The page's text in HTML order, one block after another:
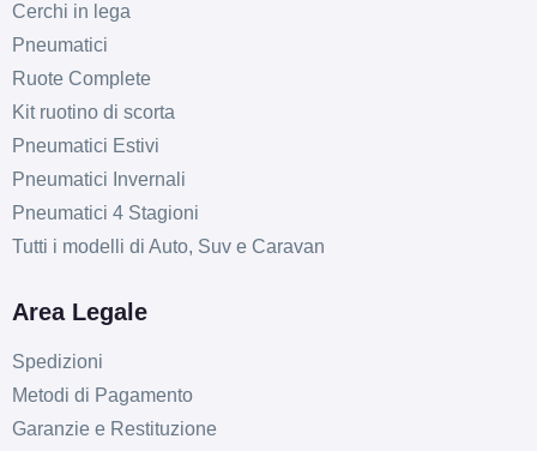
Cerchi in lega
Pneumatici
Ruote Complete
Kit ruotino di scorta
Pneumatici Estivi
Pneumatici Invernali
Pneumatici 4 Stagioni
Tutti i modelli di Auto, Suv e Caravan
Area Legale
Spedizioni
Metodi di Pagamento
Garanzie e Restituzione